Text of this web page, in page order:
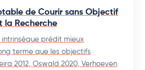
de Courir sans Objectif
la Recherche
intrinsèque prédit mieux
terme que les objectifs
2012, Oswald 2020, Verhoeven